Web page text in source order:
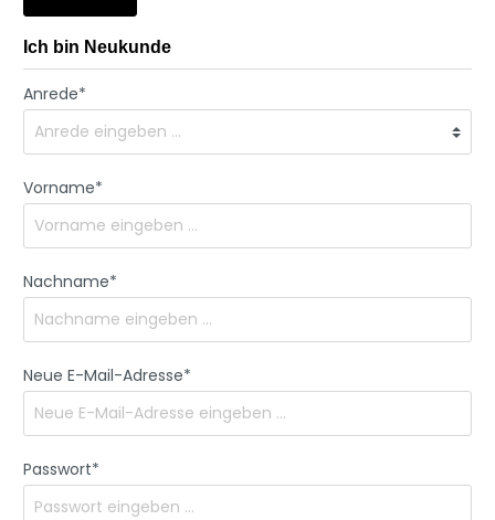
Ich bin Neukunde
Anrede*
Vorname*
Nachname*
Neue E-Mail-Adresse*
Passwort*